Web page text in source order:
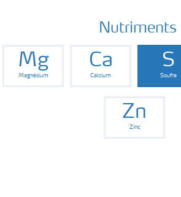
Nutriments
Mg
Magnésium
Ca
Calcium
S
Soufre
Zn
Zinc